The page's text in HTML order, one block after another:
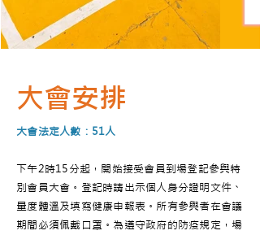
大會安排
大會法定人數：51人
下午2時15分起，開始接受會員到場登記參與特
別會員大會。登記時請出示個人身分證明文件、
量度體溫及填寫健康申報表。所有參與者在會議
期間必須佩戴口罩。為遵守政府的防疫規定，場